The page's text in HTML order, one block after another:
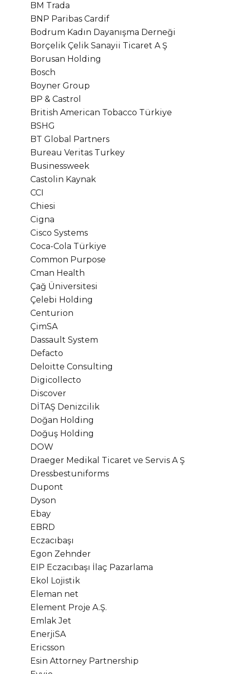
BM Trada
BNP Paribas Cardif
Bodrum Kadın Dayanışma Derneği
Borçelik Çelik Sanayii Ticaret A Ş
Borusan Holding
Bosch
Boyner Group
BP & Castrol
British American Tobacco Türkiye
BSHG
BT Global Partners
Bureau Veritas Turkey
Businessweek
Castolin Kaynak
CCI
Chiesi
Cigna
Cisco Systems
Coca-Cola Türkiye
Common Purpose
Cman Health
Çağ Üniversitesi
Çelebi Holding
Centurion
ÇimSA
Dassault System
Defacto
Deloitte Consulting
Digicollecto
Discover
DİTAŞ Denizcilik
Doğan Holding
Doğuş Holding
DOW
Draeger Medikal Ticaret ve Servis A Ş
Dressbestuniforms
Dupont
Dyson
Ebay
EBRD
Eczacıbaşı
Egon Zehnder
EIP Eczacıbaşı İlaç Pazarlama
Ekol Lojistik
Eleman net
Element Proje A.Ş.
Emlak Jet
EnerjiSA
Ericsson
Esin Attorney Partnership